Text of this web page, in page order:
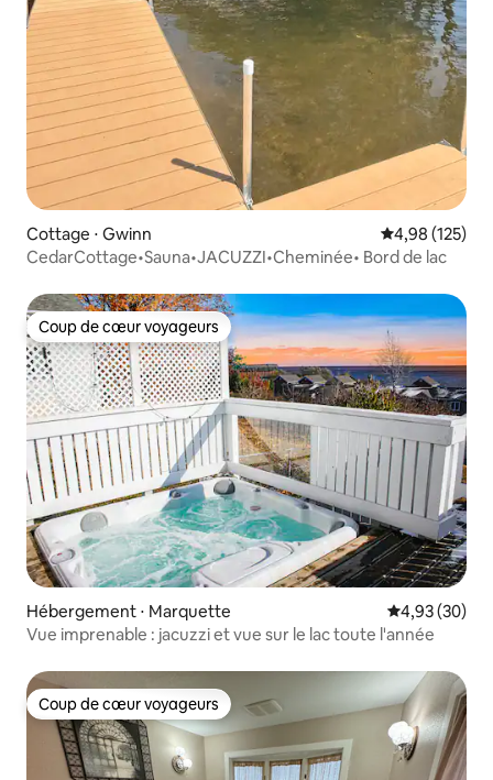
Cottage ⋅ Gwinn Évaluation
4,98 (125)
CedarCottage•Sauna•JACUZZI•Cheminée• Bord de lac
Coup de cœur voyageurs
Coup de cœur voyageurs
Hébergement ⋅ Marquette Évaluation
4,93 (30)
Vue imprenable : jacuzzi et vue sur le lac toute l'année
Coup de cœur voyageurs
Coup de cœur voyageurs